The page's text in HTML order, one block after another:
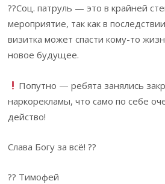
??Соц. патруль — это в крайней
мероприятие, так как в
визитка может спасти кому-то
новое будущее.
Попутно — ребята занялись
наркорекламы, что само по себе
действо!
Слава Богу за всё! ??
?? Тимофей